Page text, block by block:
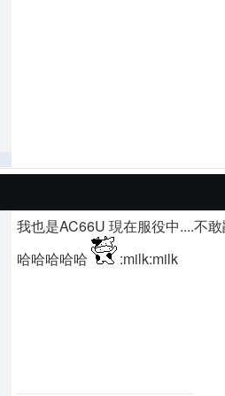
我也是AC66U 現在服役中....不
哈哈哈哈哈
:milk:milk